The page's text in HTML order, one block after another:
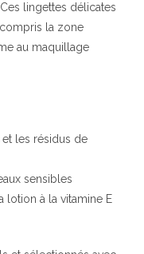
lingettes délicates
la zone
au maquillage
les résidus de
sensibles
lotion à la vitamine E